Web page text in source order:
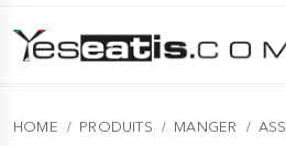
HOME PRODUITS MANGER